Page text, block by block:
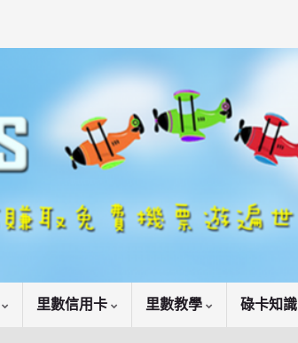
里數信用卡 里數教學 碌卡知識